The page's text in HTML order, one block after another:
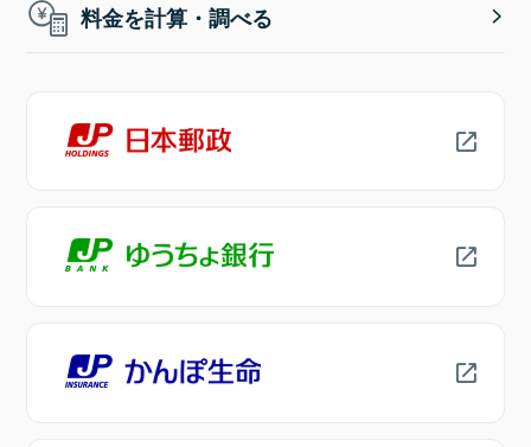
料金を計算・調べる